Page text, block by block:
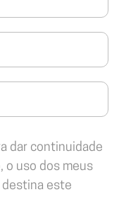
dar continuidade
o uso dos meus
destina este